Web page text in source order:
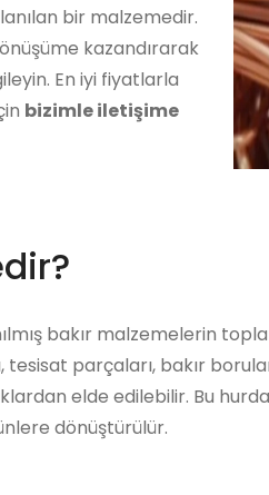
bir malzemedir.
kazandırarak
En iyi fiyatlarla
bizimle iletişime
bakır malzemelerin
tesisat parçaları, bakır
elde edilebilir. Bu
dönüştürülür.